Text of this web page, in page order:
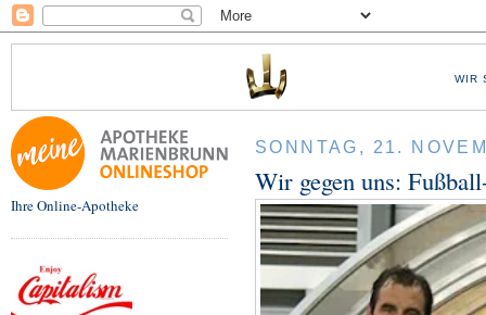
WIR
Ihre Online-Apotheke
SONNTAG, 21.
Wir gegen uns: